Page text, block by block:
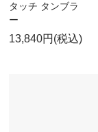
タッチ タンブラ
ー
13,840円(税込)